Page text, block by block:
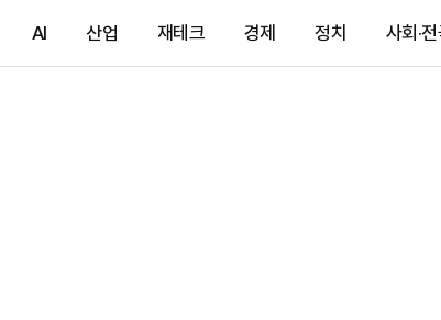
AI 산업 재테크 경제 정치 사회·